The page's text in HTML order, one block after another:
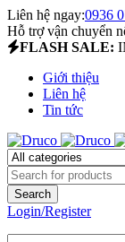
Liên hệ ngay:0936
Hỗ trợ vận chuyển
FLASH SALE:
Giới thiệu
Liên hệ
Tin tức
Login/Register